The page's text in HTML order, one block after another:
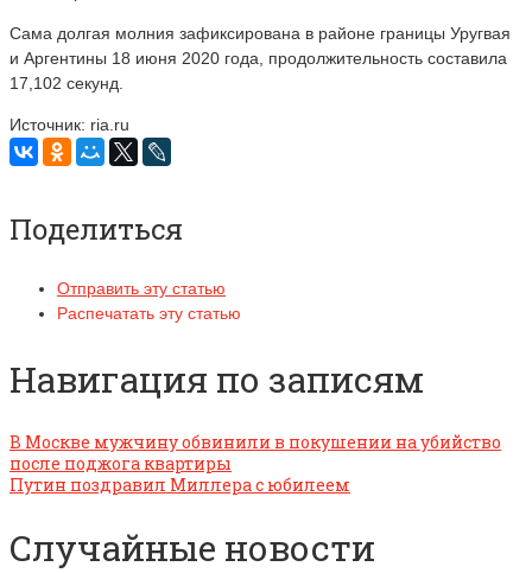
Сама долгая молния зафиксирована в районе границы Уругвая
и Аргентины 18 июня 2020 года, продолжительность составила
17,102 секунд.
Источник: ria.ru
Поделиться
Отправить эту статью
Распечатать эту статью
Навигация по записям
В Москве мужчину обвинили в покушении на убийство
после поджога квартиры
Путин поздравил Миллера с юбилеем
Случайные новости